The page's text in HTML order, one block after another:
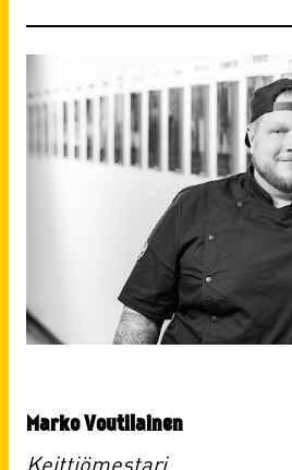
Marko Voutilainen
Keittiömestari